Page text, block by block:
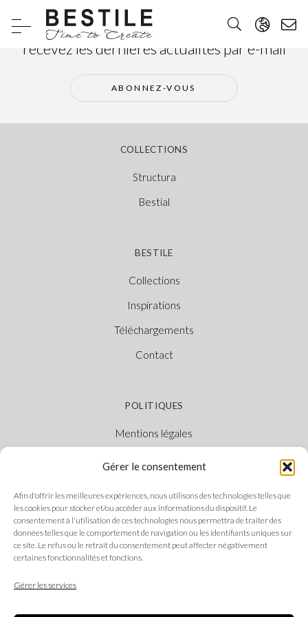
Gérer le consentement
Afin d'offrir les meilleures expériences, nous utilisons des technologies telles que
les cookies pour stocker et/ou accéder aux informations du dispositif. Le
consentement à l'utilisation de ces technologies nous permettra de traiter des
données telles que le comportement de navigation ou les identifiants uniques sur
ce site. Le refus ou le retrait du consentement peut affecter négativement
certaines fonctionnalités et fonctions.
Gérer les services
Abonnez-vous à notre newsletter et
recevez les dernières actualités par e-mail
ABONNEZ-VOUS
COLLECTIONS
Structura
Bestial
BESTILE
Collections
Inspirations
Téléchargements
Contact
POLITIQUES
Mentions légales
Canal Éthique
SUIVEZ-NOUS